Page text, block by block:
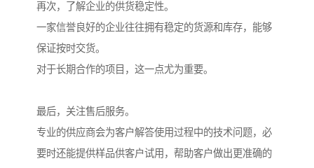
再次，了解企业的供货稳定性。
一家信誉良好的企业往往拥有稳定的货源和库存，能够
保证按时交货。
对于长期合作的项目，这一点尤为重要。
最后，关注售后服务。
专业的供应商会为客户解答使用过程中的技术问题，必
要时还能提供样品供客户试用，帮助客户做出更准确的